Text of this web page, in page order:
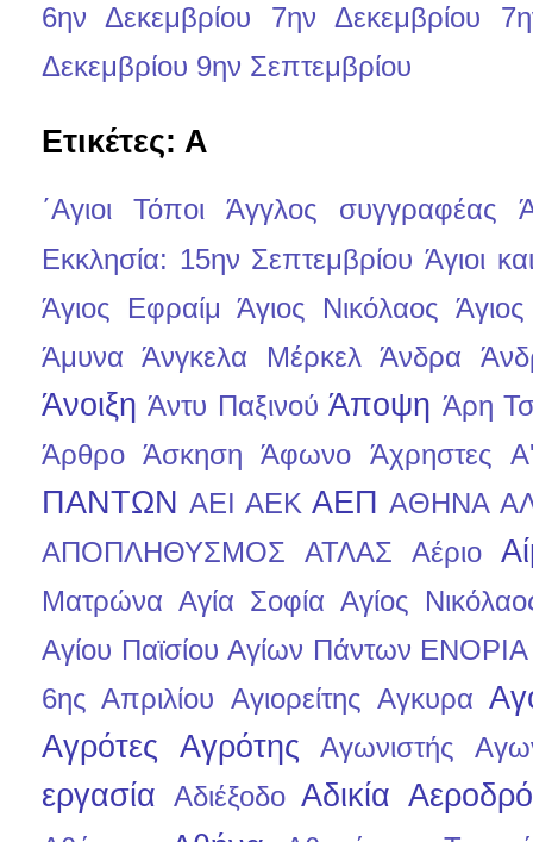
6ην Δεκεμβρίου
7ην Δεκεμβρίου
Δεκεμβρίου 9ην Σεπτεμβρίου
Ετικέτες: Α
΄Αγιοι Τόποι Άγγλος συγγραφέας
Εκκλησία: 15ην Σεπτεμβρίου Άγιοι
Άγιος Εφραίμ Άγιος Νικόλαος
Άμυνα
Άνγκελα Μέρκελ Άνδρα
Άνοιξη Άντυ Παξινού Άποψη Άρη
Άρθρο Άσκηση Άφωνο Άχρηστες
ΠΑΝΤΩΝ ΑΕΙ ΑΕΚ ΑΕΠ ΑΘΗΝΑ
ΑΠΟΠΛΗΘΥΣΜΟΣ
ΑΤΛΑΣ Αέριο
Ματρώνα Αγία Σοφία Αγίος
Αγίου Παϊσίου Αγίων Πάντων ΕΝΟΡΙΑ
6ης Απριλίου Αγιορείτης Αγκυρα
Αγρότες
Αγρότης Αγωνιστής
εργασία Αδιέξοδο Αδικία